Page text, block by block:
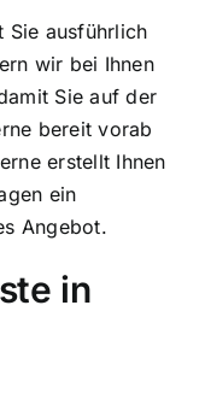
Sie ausführlich
wir bei Ihnen
Sie auf der
bereit vorab
erstellt Ihnen
ein
Angebot.
in